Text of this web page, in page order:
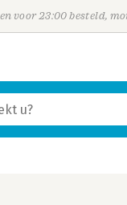
voor 23:00 besteld,